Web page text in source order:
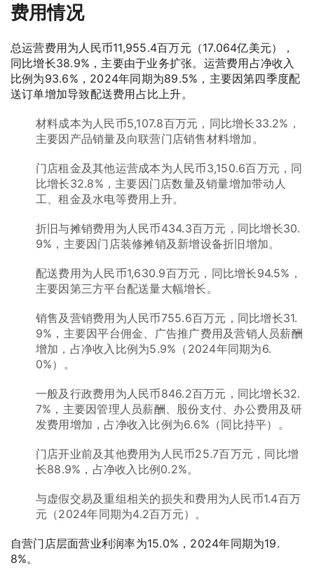
费用情况
总运营费用为人民币11,955.4百万元（17.064亿美元），
同比增长38.9%，主要由于业务扩张。运营费用占净收入
比例为93.6%，2024年同期为89.5%，主要因第四季度配
送订单增加导致配送费用占比上升。
材料成本为人民币5,107.8百万元，同比增长33.2%，
主要因产品销量及向联营门店销售材料增加。
门店租金及其他运营成本为人民币3,150.6百万元，同
比增长32.8%，主要因门店数量及销量增加带动人
工、租金及水电等费用上升。
折旧与摊销费用为人民币434.3百万元，同比增长30.
9%，主要因门店装修摊销及新增设备折旧增加。
配送费用为人民币1,630.9百万元，同比增长94.5%，
主要因第三方平台配送量大幅增长。
销售及营销费用为人民币755.6百万元，同比增长31.
9%，主要因平台佣金、广告推广费用及营销人员薪酬
增加，占净收入比例为5.9%（2024年同期为6.
0%）。
一般及行政费用为人民币846.2百万元，同比增长32.
7%，主要因管理人员薪酬、股份支付、办公费用及研
发费用增加，占净收入比例为6.6%（同比持平）。
门店开业前及其他费用为人民币25.7百万元，同比增
长88.9%，占净收入比例0.2%。
与虚假交易及重组相关的损失和费用为人民币1.4百万
元（2024年同期为4.2百万元）。
自营门店层面营业利润率为15.0%，2024年同期为19.
8%。